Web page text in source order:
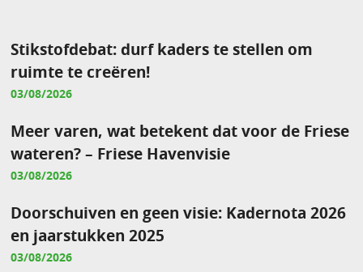
Stikstofdebat: durf kaders te stellen om
ruimte te creëren!
03/08/2026
Meer varen, wat betekent dat voor de Friese
wateren? – Friese Havenvisie
03/08/2026
Doorschuiven en geen visie: Kadernota 2026
en jaarstukken 2025
03/08/2026